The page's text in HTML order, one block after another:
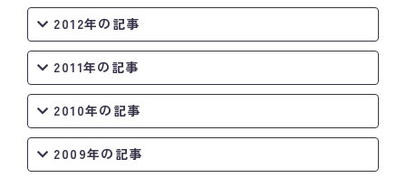
2012年の記事
2011年の記事
2010年の記事
2009年の記事